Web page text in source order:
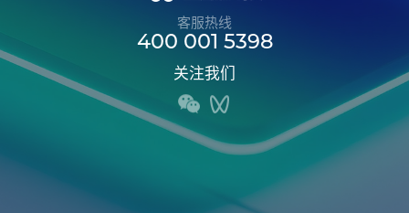
客服热线
400 001 5398
关注我们